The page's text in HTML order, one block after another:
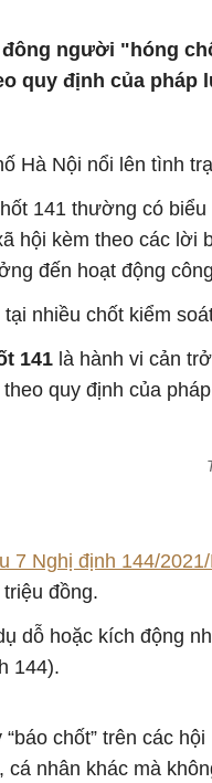
người "hóng
quy định của pháp
Hà Nội nổi lên tình
141 thường có
hội kèm theo các lời
đến hoạt động
nhiều chốt kiểm
141 là hành vi cản
quy định của
7 Nghị định 144/
đồng.
dỗ hoặc kích động
144).
chốt” trên các
cá nhân khác mà